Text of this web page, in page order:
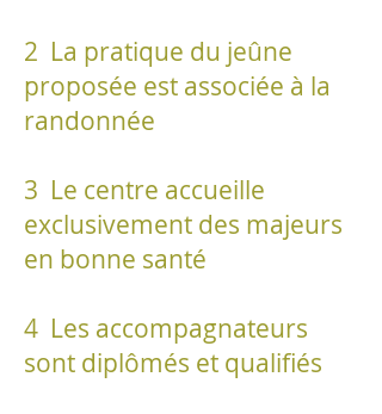
2 La pratique du jeûne
proposée est associée à la
randonnée
3 Le centre accueille
exclusivement des majeurs
en bonne santé
4 Les accompagnateurs
sont diplômés et qualifiés